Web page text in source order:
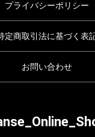
プライバシーポリシー
定商取引法に基づく表
お問い合わせ